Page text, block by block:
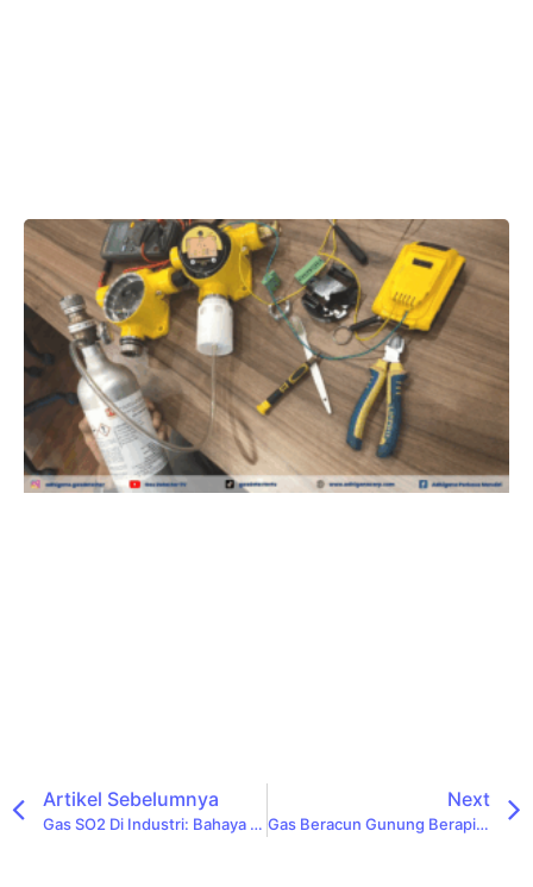
Artikel Sebelumnya
Gas SO2 Di Industri: Bahaya Untuk Kesehatan Dan Lingkungan
Next
Gas Beracun Gunung Berapi: Ancaman Tersembunyi Dan Solusi Keamanan Dengan Gas Detector